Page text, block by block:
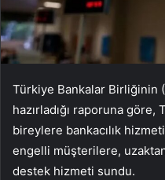
Türkiye Bankalar Birliğinin
hazırladığı raporuna
bireylere bankacılık
engelli müşterilere,
destek hizmeti sundu.